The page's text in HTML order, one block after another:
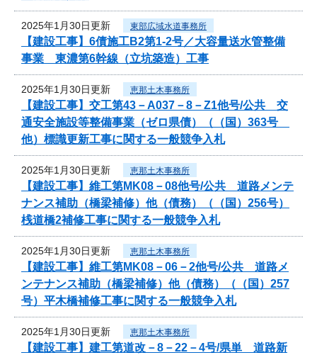
2025年1月30日更新 東部広域水道事務所
【建設工事】6債施工B2第1-2号／大容量送水管整備
事業 東濃第6幹線（立坑築造）工事
2025年1月30日更新 恵那土木事務所
【建設工事】交工第43－A037－8－Z1他号/公共 交
通安全施設等整備事業（ゼロ県債）（（国）363号
他）標識更新工事に関する一般競争入札
2025年1月30日更新 恵那土木事務所
【建設工事】維工第MK08－08他号/公共 道路メンテ
ナンス補助（橋梁補修）他（債務）（（国）256号）
桟道橋2補修工事に関する一般競争入札
2025年1月30日更新 恵那土木事務所
【建設工事】維工第MK08－06－2他号/公共 道路メ
ンテナンス補助（橋梁補修）他（債務）（（国）257
号）平木橋補修工事に関する一般競争入札
2025年1月30日更新 恵那土木事務所
【建設工事】建工第道改－8－22－4号/県単 道路新